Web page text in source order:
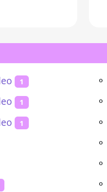
1
1
1
⚬
⚬
⚬
⚬
⚬
⚬